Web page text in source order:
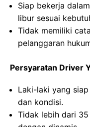
Siap bekerja
libur sesuai
Tidak memiliki
pelanggaran
Persyaratan Driver
Laki-laki yang
dan kondisi.
Tidak lebih dari